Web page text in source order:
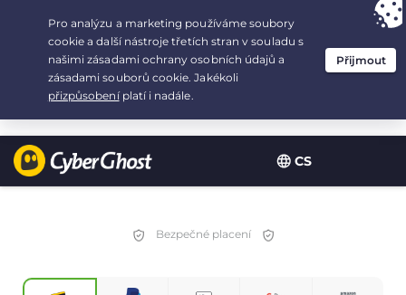
CS
Your choice:The Best Dealfor 2.1666666666667-years at $
/month
Bezpečné placení